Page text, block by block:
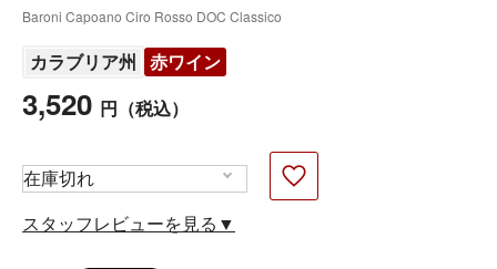
Baroni Capoano Ciro Rosso DOC Classico
カラブリア州 赤ワイン
3,520 円 （税込）
スタッフレビューを見る▼